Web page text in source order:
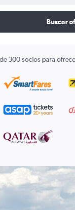
Buscar
300 socios para